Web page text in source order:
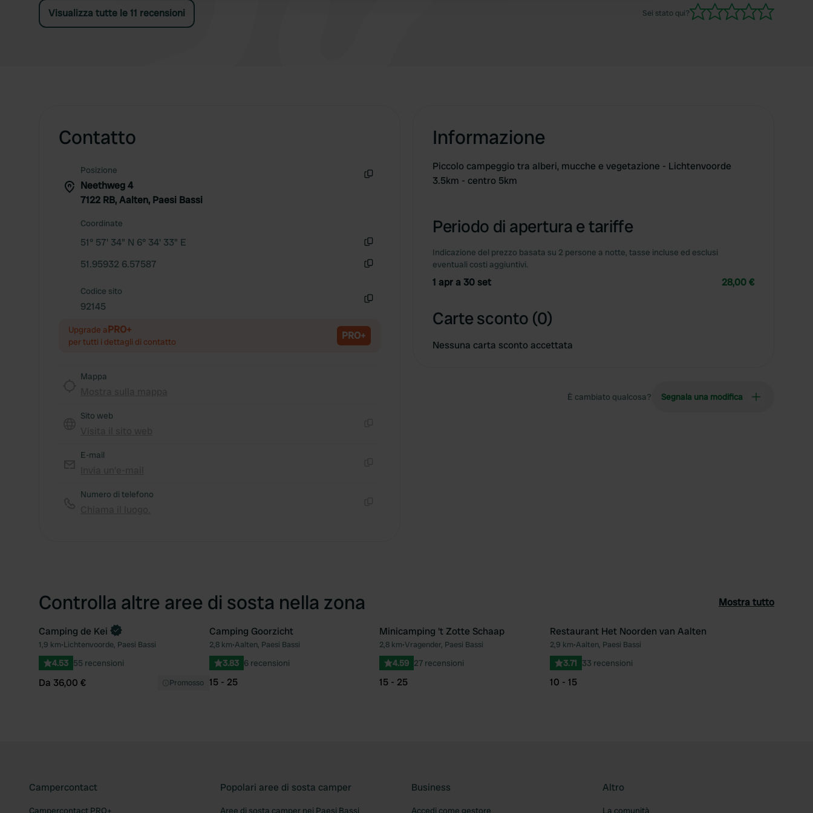
Visualizza tutte le 11 recensioni Sei stato qui?
Contatto
Posizione
Neethweg 4
7122 RB, Aalten, Paesi Bassi
Coordinate
51° 57' 34" N 6° 34' 33" E
51.95932 6.57587
Codice sito
92145
Upgrade aPRO+
per tutti i dettagli di contatto PRO+
Mappa
Sito web
E-mail
Numero di telefono
Informazione
Piccolo campeggio tra alberi, mucche e vegetazione - Lichtenvoorde
3.5km - centro 5km
Periodo di apertura e tariffe
Indicazione del prezzo basata su 2 persone a notte, tasse incluse ed esclusi
eventuali costi aggiuntivi.
1 apr a 30 set 28,00 €
Carte sconto (0)
Nessuna carta sconto accettata
È cambiato qualcosa? Segnala una modifica
Controlla altre aree di sosta nella zona Mostra tutto
Preferito
Prenota ora
Camping de Kei
1,9 km•Lichtenvoorde, Paesi Bassi
4.53 55 recensioni
Da 36,00 € Promosso
Preferito
Camping Goorzicht
2,8 km•Aalten, Paesi Bassi
3.83 6 recensioni
15 - 25
Preferito
Minicamping 't Zotte Schaap
2,8 km•Vragender, Paesi Bassi
4.59 27 recensioni
15 - 25
Restaurant Het Noorden van Aalten
2,9 km•Aalten, Paesi Bassi
3.71 33 recensioni
10 - 15
Campercontact
Campercontact PRO+
Popolari aree di sosta camper
Aree di sosta camper nei Paesi Bassi
Business
Accedi come gestore
Altro
La comunità